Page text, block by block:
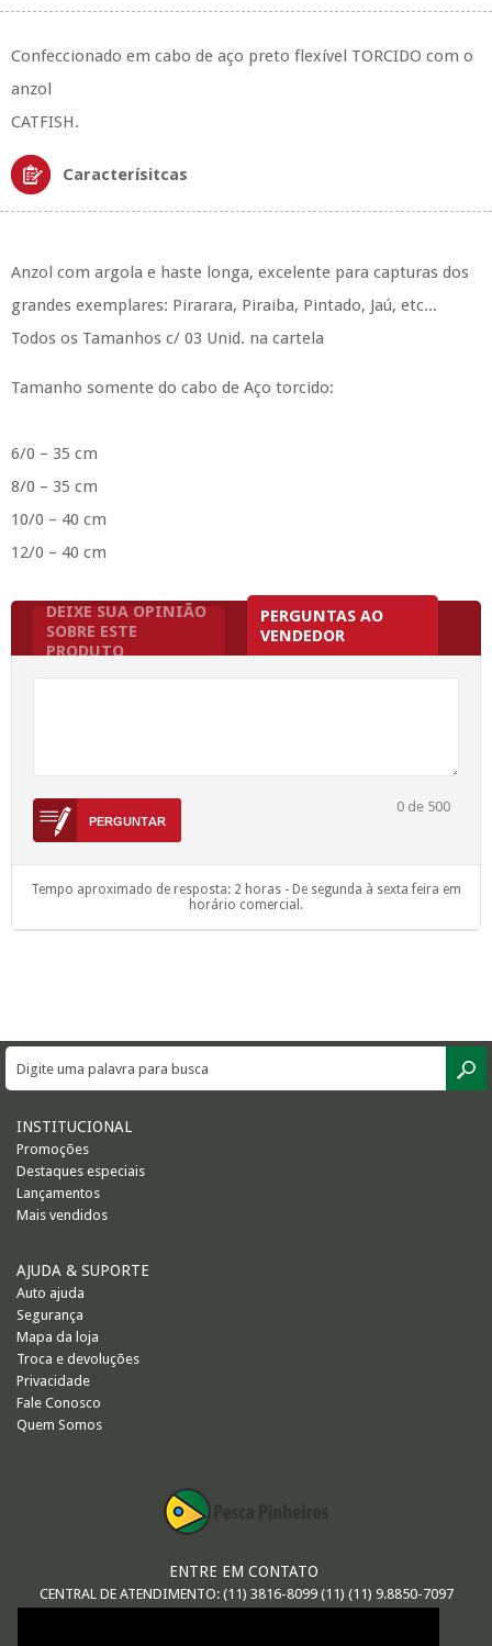
Confeccionado em cabo de aço preto flexível TORCIDO com o
anzol
CATFISH.
Caracterísitcas
Anzol com argola e haste longa, excelente para capturas dos
grandes exemplares: Pirarara, Piraiba, Pintado, Jaú, etc...
Todos os Tamanhos c/ 03 Unid. na cartela
Tamanho somente do cabo de Aço torcido:
6/0 – 35 cm
8/0 – 35 cm
10/0 – 40 cm
12/0 – 40 cm
DEIXE SUA OPINIÃO
SOBRE ESTE
PRODUTO
PERGUNTAS AO
VENDEDOR
0 de 500
Tempo aproximado de resposta: 2 horas - De segunda à sexta feira em
horário comercial.
INSTITUCIONAL
Promoções
Destaques especiais
Lançamentos
Mais vendidos
AJUDA & SUPORTE
Auto ajuda
Segurança
Mapa da loja
Troca e devoluções
Privacidade
Fale Conosco
Quem Somos
ENTRE EM CONTATO
CENTRAL DE ATENDIMENTO: (11) 3816-8099 (11) (11) 9.8850-7097